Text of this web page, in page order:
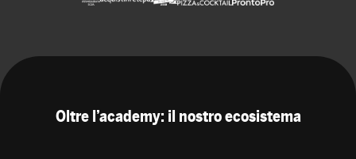
Oltre l’academy: il nostro ecosistema